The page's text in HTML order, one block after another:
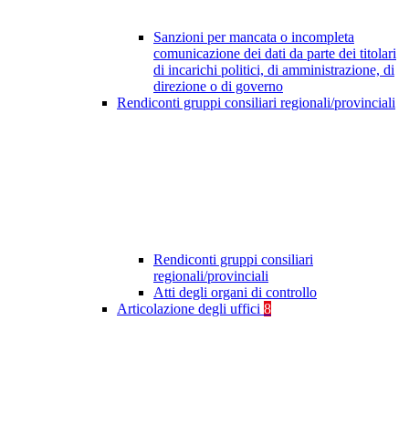
Sanzioni per mancata o incompleta
comunicazione dei dati da parte dei titolari
di incarichi politici, di amministrazione, di
direzione o di governo
Rendiconti gruppi consiliari regionali/provinciali
Rendiconti gruppi consiliari
regionali/provinciali
Atti degli organi di controllo
Articolazione degli uffici 8